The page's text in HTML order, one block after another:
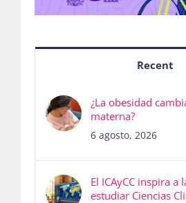
Recent
¿La obesidad
materna?
6 agosto, 2026
El ICAyCC inspira a
estudiar Ciencias